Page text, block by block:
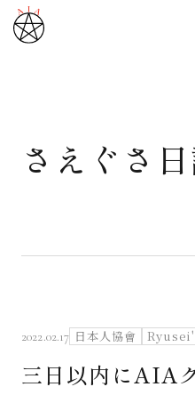
武道と医道
さえぐさ日誌
映像庫
さえぐさ
2022.02.17 日本人協會
三日以内にAIA